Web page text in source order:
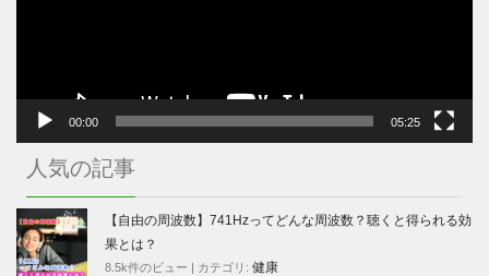
00:00 05:25
人気の記事
【自由の周波数】741Hzってどんな周波数？聴くと得られる効
果とは？
8.5k件のビュー | カテゴリ: 健康